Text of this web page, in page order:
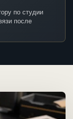
по студии
после